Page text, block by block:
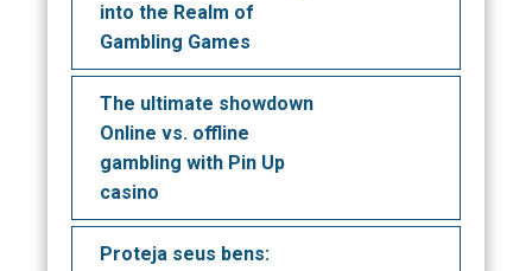
into the Realm of
Gambling Games
The ultimate showdown
Online vs. offline
gambling with Pin Up
casino
Proteja seus bens: